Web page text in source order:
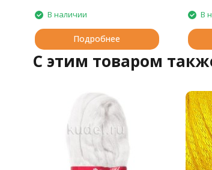
В наличии
Подробнее
В
C этим товаром